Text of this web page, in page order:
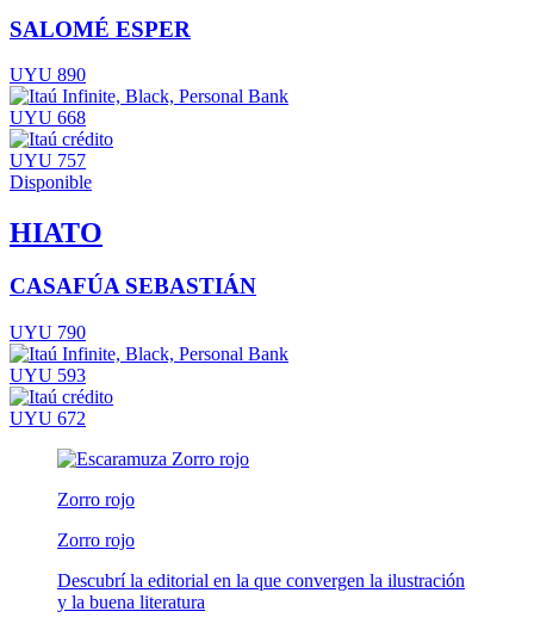
SALOMÉ ESPER
UYU 890
UYU 668
UYU 757
Disponible
HIATO
CASAFÚA SEBASTIÁN
UYU 790
UYU 593
UYU 672
Zorro rojo
Zorro rojo
Descubrí la editorial en la que convergen la ilustración
y la buena literatura